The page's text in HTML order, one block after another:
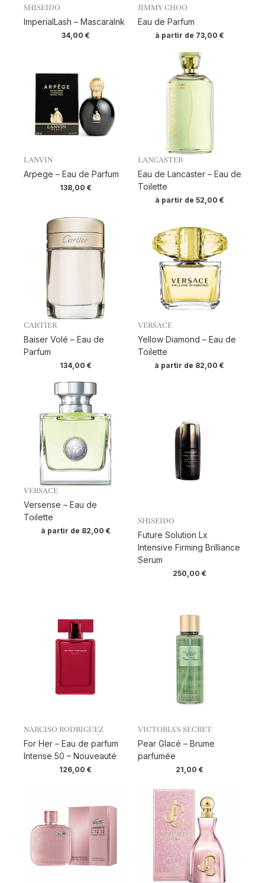
SHISEIDO
ImperialLash – MascaraInk
34,00 €
JIMMY CHOO
Eau de Parfum
à partir de 73,00 €
LANVIN
Arpege – Eau de Parfum
138,00 €
LANCASTER
Eau de Lancaster – Eau de
Toilette
à partir de 52,00 €
CARTIER
Baiser Volé – Eau de
Parfum
134,00 €
VERSACE
Yellow Diamond – Eau de
Toilette
à partir de 82,00€
VERSACE
Versense – Eau de
Toilette
à partir de 82,00 €
SHISEIDO
Future Solution Lx
Intensive Firming Brilliance
Serum
250,00 €
NARCISO RODRIGUEZ
For Her – Eau de parfum
Intense 50 – Nouveauté
126,00€
VICTORIA’S SECRET
Pear Glacé – Brume
parfumée
21,00 €